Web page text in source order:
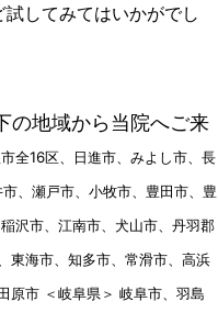
してみてはいかがでし
地域から当院へご来
全16区、日進市、みよし市、長
、瀬戸市、小牧市、豊田市、豊
沢市、江南市、犬山市、丹羽郡
東海市、知多市、常滑市、高浜
原市 ＜岐阜県＞ 岐阜市、羽島